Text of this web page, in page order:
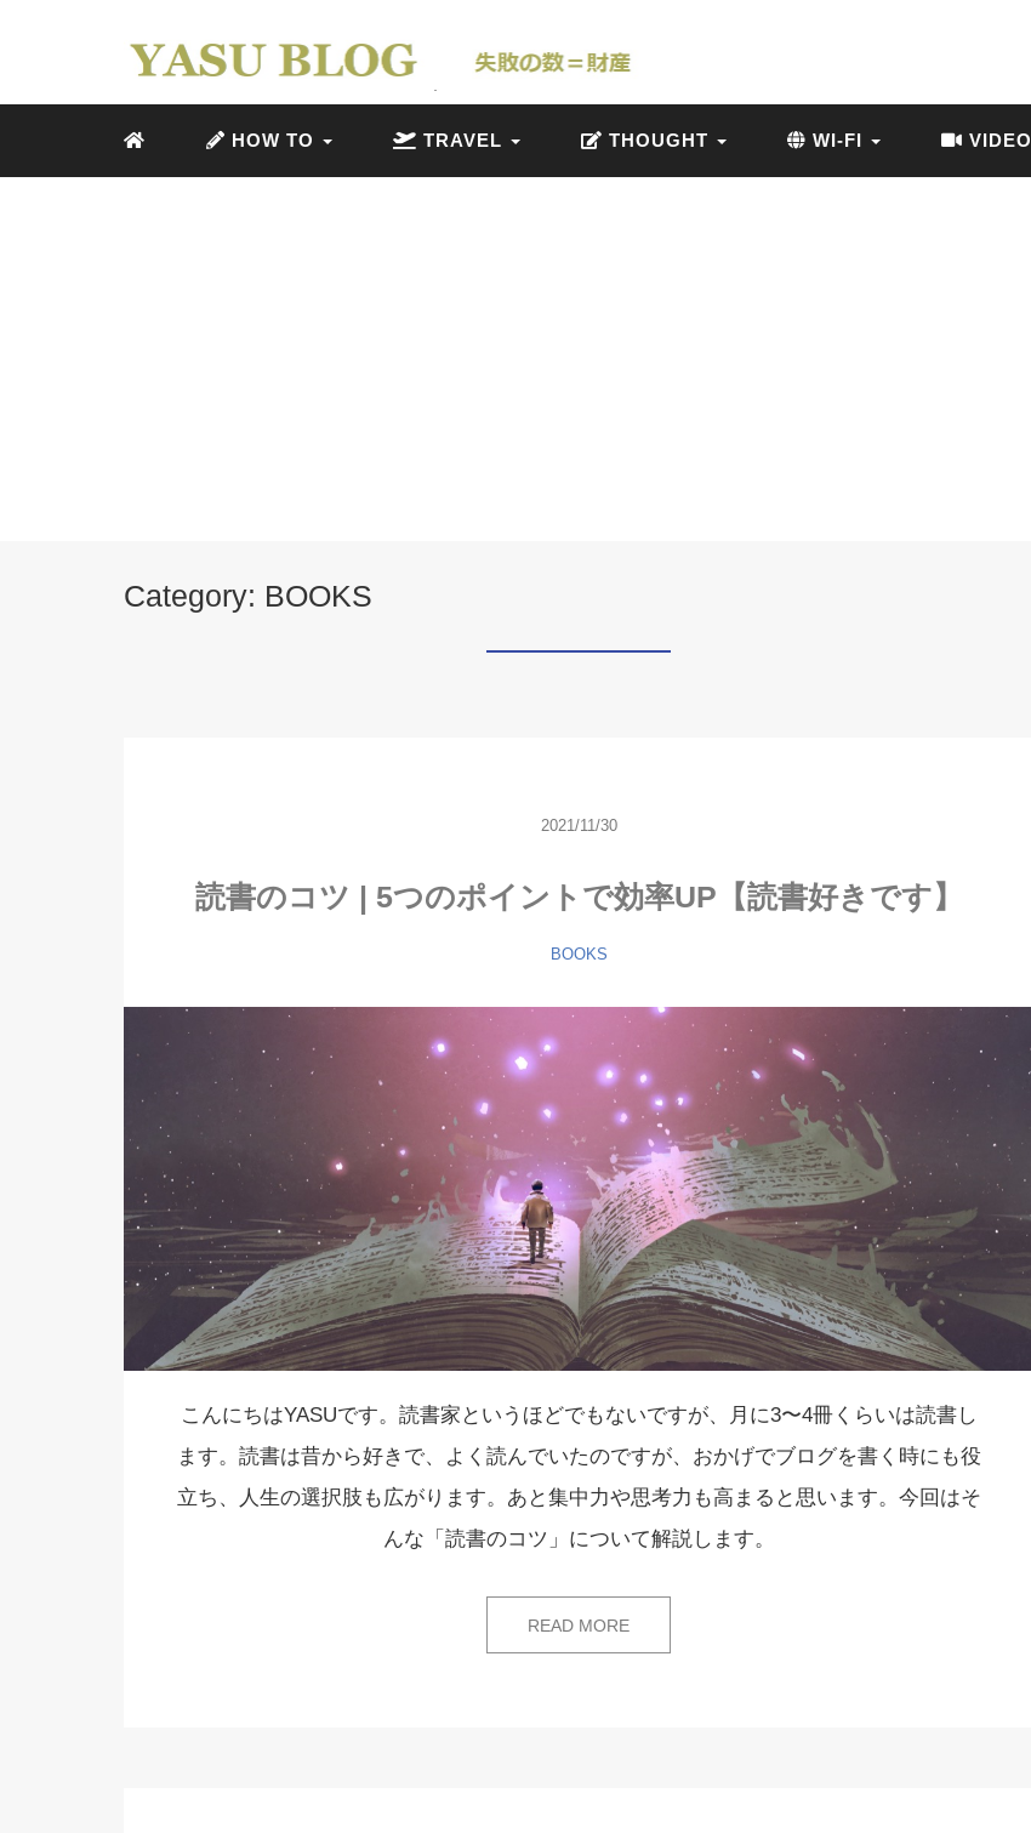
HOW TO TRAVEL THOUGHT WI-FI VIDEO
Category: BOOKS
2021/11/30
読書のコツ | 5つのポイントで効率UP【読書好きです】
BOOKS
こんにちはYASUです。読書家というほどでもないですが、月に3〜4冊くらいは読書し
ます。読書は昔から好きで、よく読んでいたのですが、おかげでブログを書く時にも役
立ち、人生の選択肢も広がります。あと集中力や思考力も高まると思います。今回はそ
んな「読書のコツ」について解説します。
READ MORE